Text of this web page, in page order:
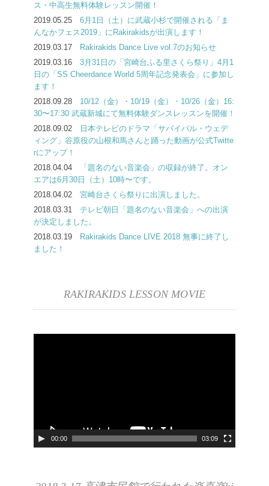
ス・中高生無料体験レッスン開催！
2019.05.25 6月1日（土）に武蔵小杉で開催される「ま
んなかフェス2019」にRakirakidsが出演します！
2019.03.17
Rakirakids Dance Live vol.7のお知らせ
2019.03.16 3月31日の「宮崎台ふる里さくら祭り」4月1
日の「SS Cheerdance World 5周年記念発表会」に参加し
ます！
2018.09.28 10/12（金）・10/19（金）・10/26（金）16:
30〜17:30 武蔵新城にて無料体験ダンスレッスンを開催！
2018.09.02
日本テレビのドラマ「サバイバル・ウェデ
ィング」谷原役の山根和馬さんと踊った動画が公式Twitte
rにアップ！
2018.04.04
「題名のない音楽会」の収録が終了。オン
エアは6月30日（土）10時〜です。
2018.04.02 宮崎台さくら祭りに出演しました。
2018.03.31 テレビ朝日「題名のない音楽会」への出演
が決定しました。
2018.03.19
Rakirakids Dance LIVE 2018 無事に終了し
ました！
RAKIRAKIDS LESSON MOVIE
ヤ
ー
00:00 03:09